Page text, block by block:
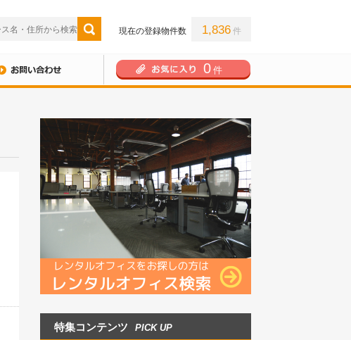
現在の登録物件数 1,836 件
0 件
特集コンテンツ PICK UP